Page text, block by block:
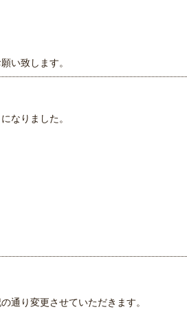
い致します。
なりました。
通り変更させていただきます。